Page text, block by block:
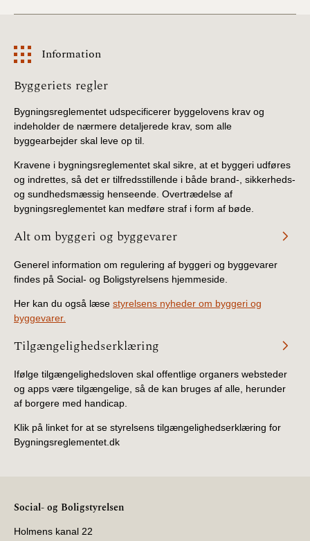
BR18 (1/1-29/6
BR18 (1/7-31/12
2020)
2020)
BR18 (1/1-9/3 2020)
BR18 (4/7-31/12
BR18 (1/1-4/7 2019)
BR18 (1/7-31/12
BR18 (1/1-30/6
2018)
Information
Information
Byggeriets regler
Bygningsreglementet udspecificerer byggelovens krav og
indeholder de nærmere detaljerede krav, som alle
byggearbejder skal leve op til.
Kravene i bygningsreglementet skal sikre, at et byggeri udføres
og indrettes, så det er tilfredsstillende i både brand-, sikkerheds-
og sundhedsmæssig henseende. Overtrædelse af
bygningsreglementet kan medføre straf i form af bøde.
Alt om byggeri og byggevarer
Generel information om regulering af byggeri og byggevarer
findes på Social- og Boligstyrelsens hjemmeside.
Her kan du også læse styrelsens nyheder om byggeri og
byggevarer.
Tilgængelighedserklæring
Ifølge tilgængelighedsloven skal offentlige organers websteder
og apps være tilgængelige, så de kan bruges af alle, herunder
af borgere med handicap.
Klik på linket for at se styrelsens tilgængelighedserklæring for
Bygningsreglementet.dk
Social- og Boligstyrelsen
Holmens kanal 22